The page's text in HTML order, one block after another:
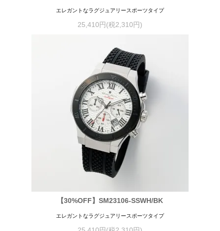
エレガントなラグジュアリースポーツタイプ
25,410円(税2,310円)
【30%OFF】SM23106-SSWH/BK
エレガントなラグジュアリースポーツタイプ